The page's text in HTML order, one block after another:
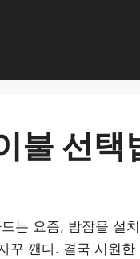
불 선택
는 요즘, 밤잠을 설
꾸 깬다. 결국 시원